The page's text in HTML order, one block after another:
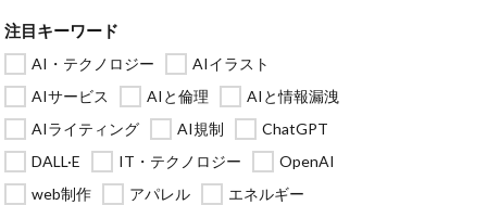
注目キーワード
AI・テクノロジー
AIイラスト
AIサービス
AIと倫理
AIと情報漏洩
AIライティング
AI規制
ChatGPT
DALL·E
IT・テクノロジー
OpenAI
web制作
アパレル
エネルギー